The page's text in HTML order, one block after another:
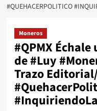
#QUEHACERPOLITICO
Moneros
#QPMX
de #Luy
Trazo